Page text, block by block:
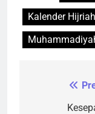
Kalender
Navigasi